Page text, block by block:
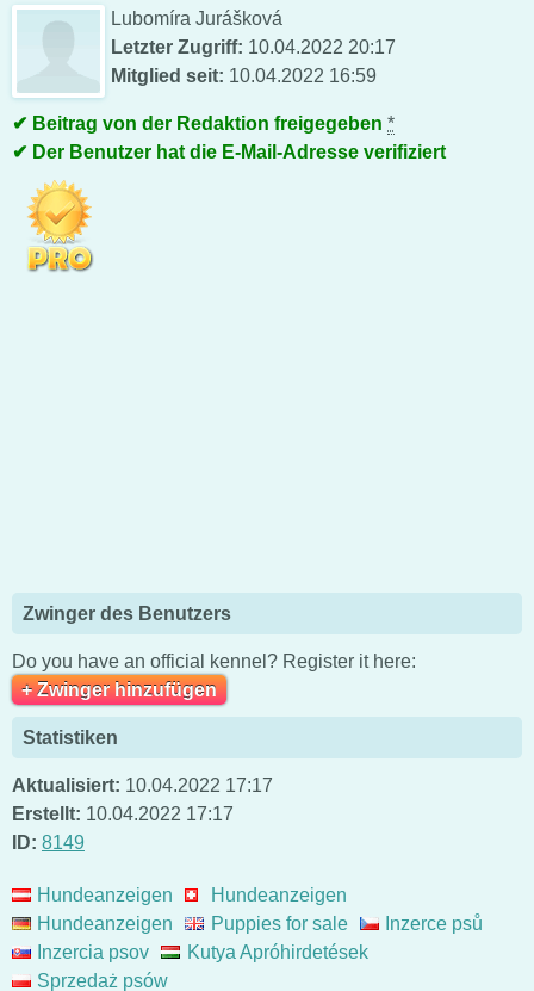
Lubomíra Jurášková
Letzter Zugriff: 10.04.2022 20:17
Mitglied seit: 10.04.2022 16:59
Beitrag von der Redaktion freigegeben *
Der Benutzer hat die E-Mail-Adresse verifiziert
Zwinger des Benutzers
Do you have an official kennel? Register it here:
+ Zwinger hinzufügen
Statistiken
Aktualisiert: 10.04.2022 17:17
Erstellt: 10.04.2022 17:17
ID: 8149
Hundeanzeigen
Hundeanzeigen
Hundeanzeigen
Puppies for sale
Inzerce psů
Inzercia psov
Kutya Apróhirdetések
Sprzedaż psów